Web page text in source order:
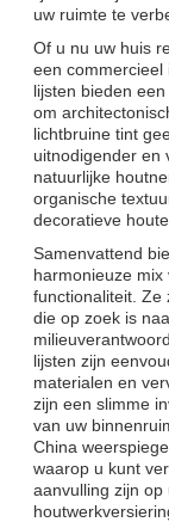
uw ruimte te
Of u nu uw huis
een commercieel
lijsten bieden
om
lichtbruine tint
uitnodigender en
natuurlijke
organische
decoratieve
Samenvattend
harmonieuze
functionaliteit. Ze
die op zoek is
lijsten zijn
materialen en
zijn een slimme
van uw
China
waarop u kunt
aanvulling zijn